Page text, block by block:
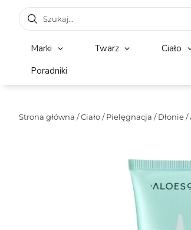
Marki Twarz Ciało
Poradniki
Strona główna /Ciało/Pielęgnacja /Dłonie/